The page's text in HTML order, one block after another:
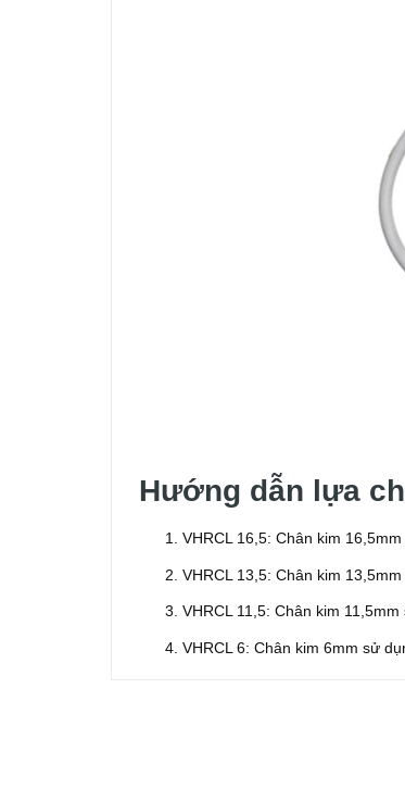
Hướng dẫn lựa
VHRCL 16,5: Chân kim
VHRCL 13,5: Chân kim
VHRCL 11,5: Chân kim
VHRCL 6: Chân kim 6mm sử